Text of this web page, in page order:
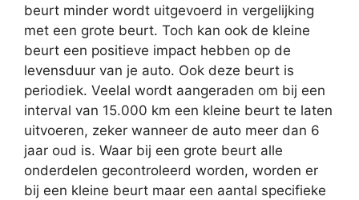
beurt minder wordt uitgevoerd in vergelijking
met een grote beurt. Toch kan ook de kleine
beurt een positieve impact hebben op de
levensduur van je auto. Ook deze beurt is
periodiek. Veelal wordt aangeraden om bij een
interval van 15.000 km een kleine beurt te laten
uitvoeren, zeker wanneer de auto meer dan 6
jaar oud is. Waar bij een grote beurt alle
onderdelen gecontroleerd worden, worden er
bij een kleine beurt maar een aantal specifieke